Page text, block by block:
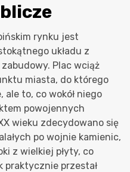
rynku jest
układu z
Plac wciąż
miasta, do którego
to, co wokół niego
powojennych
wieku zdecydowano się
po wojnie kamienic,
z wielkiej płyty, co
praktycznie przestał